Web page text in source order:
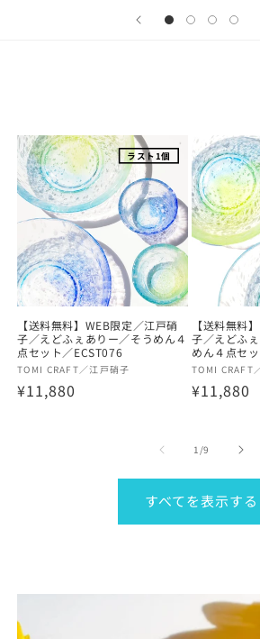
ラスト1個
【送料無料】WEB限定／江戸硝
子／えどふぇありー／そうめん４
点セット／ECST076
販
売
TOMI CRAFT／江戸硝子
定
¥11,880
【送料無料
子／えどふ
めん４点セ
販
売
TOMI CRAFT
定
¥11,880
1/の
9
すべてを表示する